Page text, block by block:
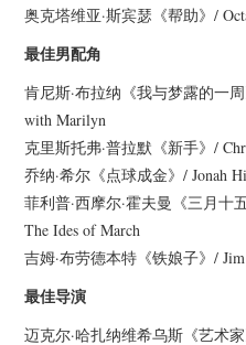
奥克塔维亚·斯宾瑟《帮助》/
最佳男配角
肯尼斯·布拉纳《我与梦露的一
with Marilyn
克里斯托弗·普拉默《新手》/
乔纳·希尔《点球成金》/ Jonah
菲利普·西摩尔·霍夫曼《三月十
The Ides of March
吉姆·布劳德本特《铁娘子》/
最佳导演
迈克尔·哈扎纳维希乌斯《艺术